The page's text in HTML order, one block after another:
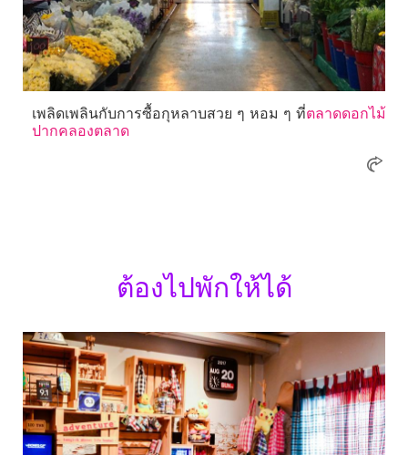
เพลิดเพลินกับการซื้อกุหลาบสวย ๆ หอม ๆ ที่ตลาดดอกไม้
ปากคลองตลาด
ต้องไปพักให้ได้